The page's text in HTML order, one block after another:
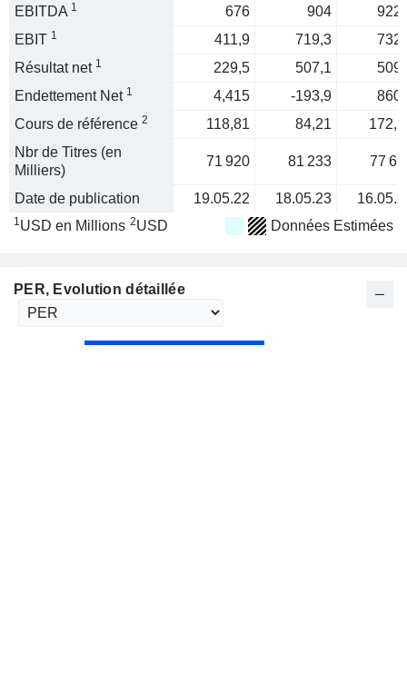
EBITDA 1 676 904
EBIT 1 411,9 719,3
Résultat net 1 229,5 507,1
Endettement Net 1 4,415 -193,9
Cours de référence 2 118,81 84,21
Nbr de Titres (en
Milliers)
71 920 81 233 77
Date de publication 19.05.22 18.05.23
1USD en Millions 2USD Données Estimées
PER, Evolution détaillée